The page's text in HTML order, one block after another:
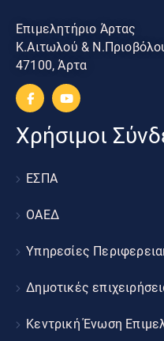
Επιμελητήριο Άρτας
Κ.Αιτωλού &
47100, Άρτα
Χρήσιμοι
ΕΣΠΑ
ΟΑΕΔ
Υπηρεσίες
Δημοτικές
Κεντρική Ένωση